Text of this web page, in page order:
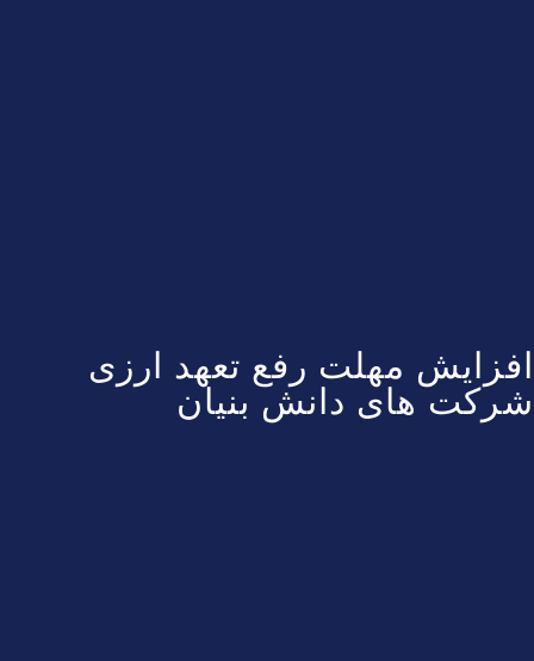
افزایش مهلت رفع تعهد ارزی
شرکت های دانش بنیان